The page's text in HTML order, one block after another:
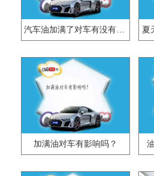
加满油对车有影响吗？